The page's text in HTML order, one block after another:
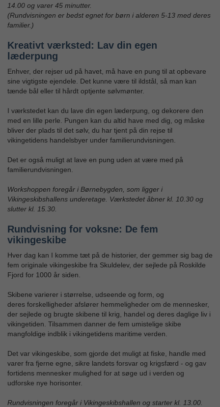
14.00 og varer 45 minutter.
(Rundvisningen er bedst egnet for børn i alderen 5-13 med deres
familier.)
Kreativt værksted: Lav din egen
læderpung
Enhver, der rejser ud på havet, må have en pung til at opbevare
sine vigtigste ejendele. Det kunne være til ildstål, så man kan
tænde bål eller til hårdt optjente sølvmønter.
I værkstedet kan du lave din egen læderpung, og dekorere den
med en lille perle. Pungen kan du altid have med dig, og måske
bliver der plads til det sølv, du har tjent på din rejse til
vikingetidens handelsbyer under familierundvisningen.
Det er også muligt at lave en pung uden at være med på
familierundvisningen.
Workshoppen foregår i Børnebygden, som ligger i
Vikingeskibshallens underetage. Værkstedet åbner kl. 10.30 og
slutter kl. 15.30.
Rundvisning for voksne: De fem
vikingeskibe
Hver dag kan I komme tæt på de historier, der gemmer sig bag de
fem originale vikingeskibe fra Skuldelev, der sejlede på Roskilde
Fjord for 1000 år siden.
Skibene varierer i størrelse, udseende og form, og
deres forskelligheder afslører hemmeligheder om de mennesker,
der sejlede og brugte skibene til krig, handel og deres daglige liv i
vikingetiden. Tilsammen danner de fem umistelige skibe
mangfoldige indblik i vikingetidens maritime verden.
Det var vikingeskibe, som gjorde det muligt at fiske, handle med
varer fra fjerne egne, sikre landets forsvar og krigsfærd - og gav
fortidens mennesker mulighed for at søge ud i verden og
udforske nye horisonter.
Rundvisningen foregår i Vikingeskibshallen og starter kl. 13.00.